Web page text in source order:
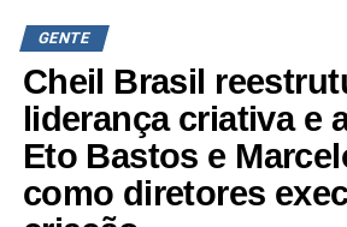
próximos anos. Quero contribuir para
esteja cada vez mais conectado ao
transformando estratégia, criatividade
resultados e em valor para as
Fernanda Beneli Vicente.
A executiva possui mais de 20 anos
GENTE
Cheil Brasil
liderança criativa e
Eto Bastos e
como diretores